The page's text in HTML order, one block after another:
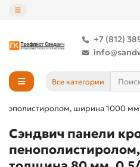
+7 (812)
Все категории
ширина 1000
Сэндвич панели